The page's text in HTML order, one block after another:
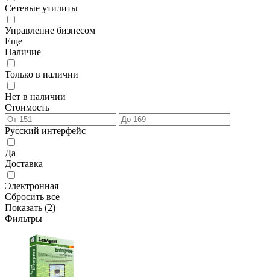
Сетевые утилиты
Управление бизнесом
Еще
Наличие
Только в наличии
Нет в наличии
Стоимость
Русский интерфейс
Да
Доставка
Электронная
Сбросить все
Показать (2)
Фильтры